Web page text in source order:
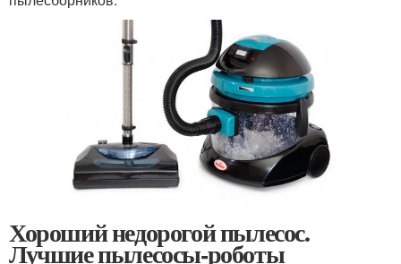
Хороший недорогой пылесос.
Лучшие пылесосы-роботы